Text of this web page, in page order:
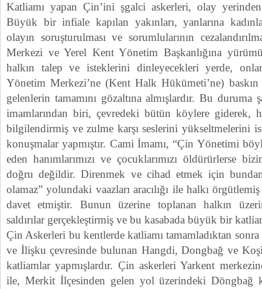
Katliamı yapan Çin’ini şgalci askerleri, olay yerinden
Büyük bir infiale kapılan yakınları, yanlarına
olayın soruşturulması ve sorumlularının
Merkezi ve Yerel Kent Yönetim Başkanlığına
halkın talep ve isteklerini dinleyecekleri yerde,
Yönetim Merkezi’ne (Kent Halk Hükümeti’ne) baskın
gelenlerin tamamını gözaltına almışlardır. Bu duruma
imamlarından biri, çevredeki bütün köylere
bilgilendirmiş ve zulme karşı seslerini yükseltmelerini
konuşmalar yapmıştır. Cami İmamı, “Çin Yönetimi
eden hanımlarımızı ve çocuklarımızı öldürürlerse
doğru değildir. Direnmek ve cihad etmek için
olamaz” yolundaki vaazları aracılığı ile halkı
davet etmiştir. Bunun üzerine toplanan halkın
saldırılar gerçekleştirmiş ve bu kasabada büyük bir
Çin Askerleri bu kentlerde katliamı tamamladıktan
ve İlişku çevresinde bulunan Hangdi, Dongbağ ve
katliamlar yapmışlardır. Çin askerleri Yarkent
ile, Merkit İlçesinden gelen yol üzerindeki Döngbağ